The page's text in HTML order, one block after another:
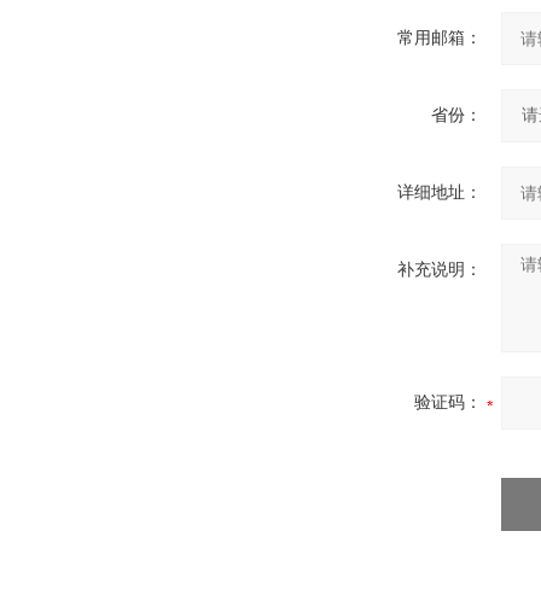
常用邮箱：
省份：
详细地址：
补充说明：
验证码：